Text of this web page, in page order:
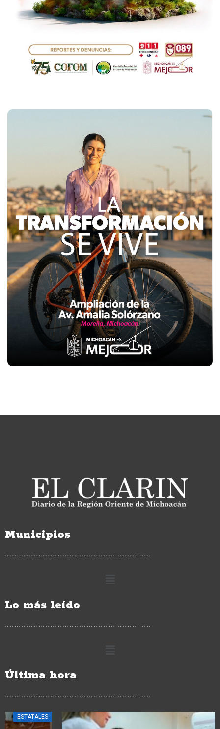
Municipios
Lo más leído
Última hora
ESTATALES